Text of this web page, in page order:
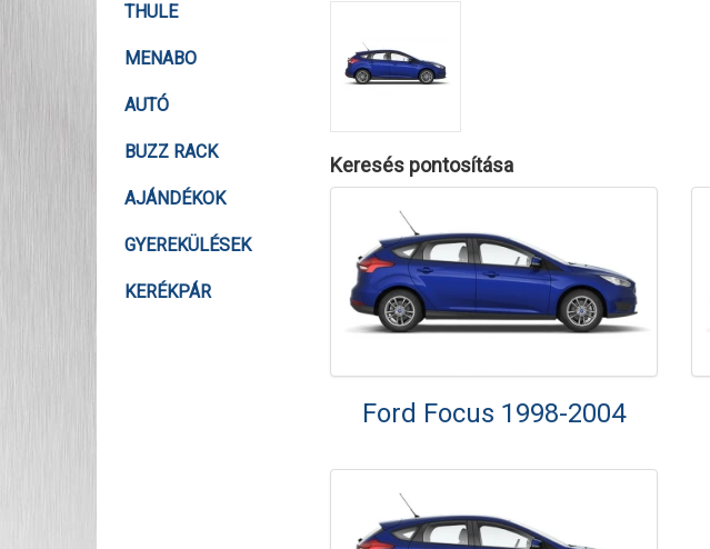
THULE
MENABO
AUTÓ
BUZZ RACK
AJÁNDÉKOK
GYEREKÜLÉSEK
KERÉKPÁR
Keresés pontosítása
Ford Focus 1998-2004